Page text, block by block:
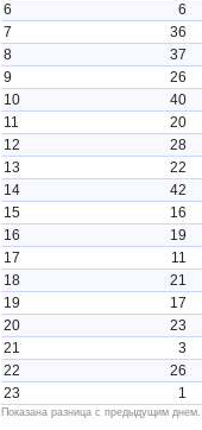
6
6
7
36
8
37
9
26
10
40
11
20
12
28
13
22
14
42
15
16
16
19
17
11
18
21
19
17
20
23
21
3
22
26
23
1
Показана разница с предыдущим днем.